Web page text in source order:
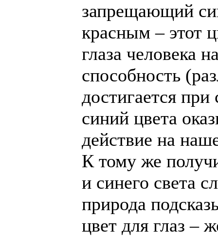
запрещающий
красным – этот
глаза человека
способность
достигается
синий цвета
действие на
К тому же
и синего света
природа
цвет для глаз –